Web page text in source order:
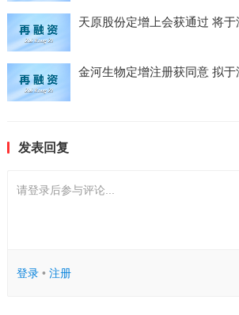
天原股份定增上会获通过 将
金河生物定增注册获同意 拟
发表回复
请登录后参与评论...
登录• 注册